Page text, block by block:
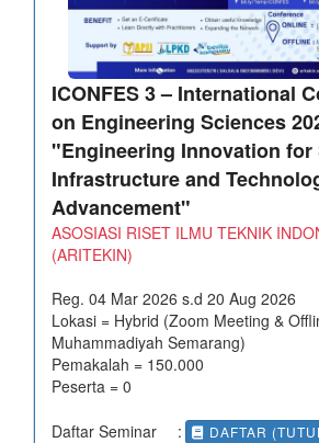
ICONFES 3 – International
on Engineering Sciences
"Engineering Innovation for
Infrastructure and
Advancement"
ASOSIASI RISET ILMU TEKNIK
(ARITEKIN)
Reg. 04 Mar 2026 s.d 20 Aug 2026
Lokasi = Hybrid (Zoom Meeting &
Muhammadiyah Semarang)
Pemakalah = 150.000
Peserta = 0
Daftar Seminar : DAFTAR